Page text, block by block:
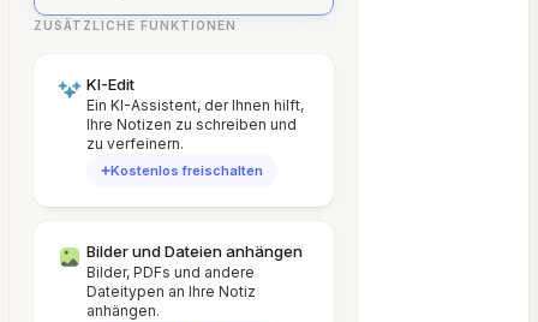
ZUSÄTZLICHE FUNKTIONEN
KI-Edit
Ein KI-Assistent, der Ihnen hilft,
Ihre Notizen zu schreiben und
zu verfeinern.
Kostenlos freischalten
Bilder und Dateien anhängen
Bilder, PDFs und andere
Dateitypen an Ihre Notiz
anhängen.